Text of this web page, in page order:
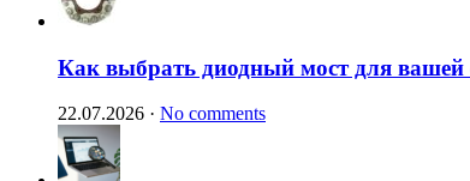
Как выбрать диодный мост для вашей
22.07.2026 · No comments